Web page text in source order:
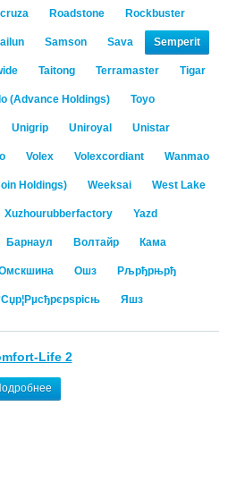
Roadstone Rockbuster
Samson Sava Semperit
Taitong Terramaster Tigar
(Advance Holdings) Toyo
Unigrip Uniroyal Unistar
Volex Volexcordiant Wanmao
Holdings) Weeksai West Lake
Xuzhourubberfactory Yazd
Барнаул Волтайр Кама
Ошз Рљрђрњрђ
Яшз
Life 2